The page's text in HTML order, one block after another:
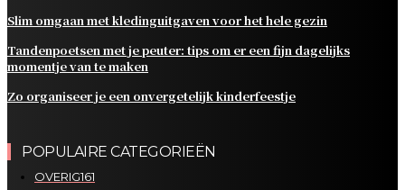
Slim omgaan met kledinguitgaven voor het hele gezin
Tandenpoetsen met je peuter: tips om er een fijn dagelijks
momentje van te maken
Zo organiseer je een onvergetelijk kinderfeestje
POPULAIRE CATEGORIEËN
OVERIG161